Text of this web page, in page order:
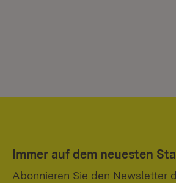
Immer auf dem neuesten
Abonnieren Sie den Newsletter